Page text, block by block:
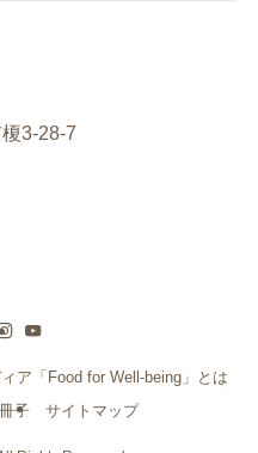
3-28-7
ア「Food for Well-being」とは
子 サイトマップ